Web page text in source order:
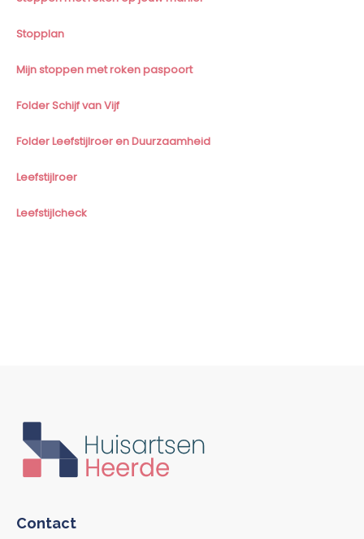
Stopplan
Mijn stoppen met roken paspoort
Folder Schijf van Vijf
Folder Leefstijlroer en Duurzaamheid
Leefstijlroer
Leefstijlcheck
Contact